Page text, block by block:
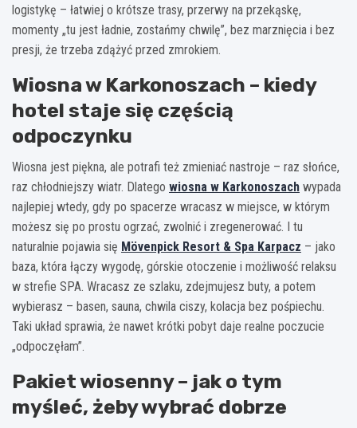
logistykę – łatwiej o krótsze trasy, przerwy na przekąskę,
momenty „tu jest ładnie, zostańmy chwilę”, bez marznięcia i bez
presji, że trzeba zdążyć przed zmrokiem.
Wiosna w Karkonoszach – kiedy
hotel staje się częścią
odpoczynku
Wiosna jest piękna, ale potrafi też zmieniać nastroje – raz słońce,
raz chłodniejszy wiatr. Dlatego wiosna w Karkonoszach wypada
najlepiej wtedy, gdy po spacerze wracasz w miejsce, w którym
możesz się po prostu ogrzać, zwolnić i zregenerować. I tu
naturalnie pojawia się Mövenpick Resort & Spa Karpacz – jako
baza, która łączy wygodę, górskie otoczenie i możliwość relaksu
w strefie SPA. Wracasz ze szlaku, zdejmujesz buty, a potem
wybierasz – basen, sauna, chwila ciszy, kolacja bez pośpiechu.
Taki układ sprawia, że nawet krótki pobyt daje realne poczucie
„odpoczęłam”.
Pakiet wiosenny – jak o tym
myśleć, żeby wybrać dobrze